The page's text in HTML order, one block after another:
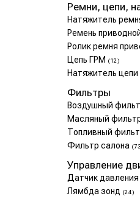
Ремни, цепи,
Натяжитель
Ремень
Ролик ремня
Цепь ГРМ (12)
Натяжитель
Фильтры
Воздушный
Масляный
Топливный
Фильтр салона
Управление
Датчик
Лямбда зонд (24)